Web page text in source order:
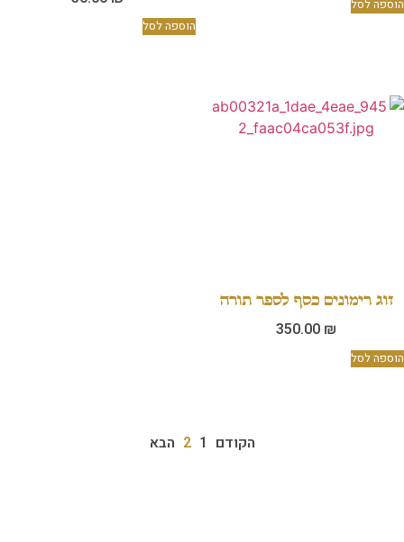
הוספה לסל
הוספה לסל
זוג רימונים כסף לספר תורה
350.00 ₪
הוספה לסל
הקודם 1
2 הבא